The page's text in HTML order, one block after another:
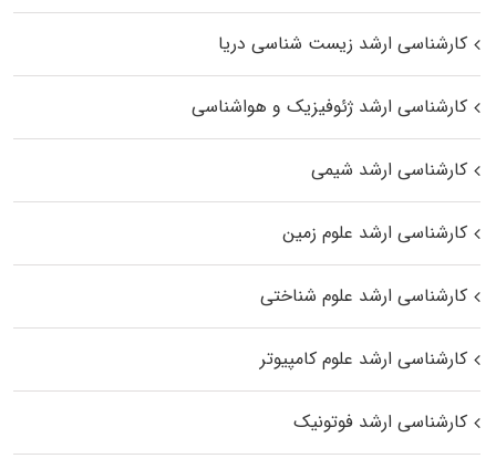
کارشناسی ارشد زیست‌ شناسی دریا
کارشناسی ارشد ژئوفیزیک و هواشناسی
کارشناسی ارشد شیمی
کارشناسی ارشد علوم زمین
کارشناسی ارشد علوم شناختی
کارشناسی ارشد علوم کامپیوتر
کارشناسی ارشد فوتونیک